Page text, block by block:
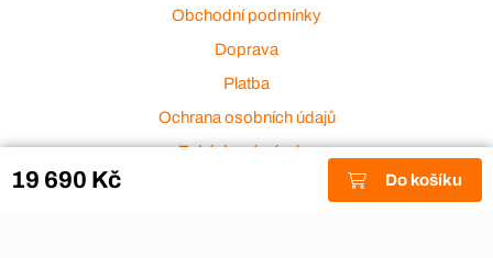
19 690 Kč Do košíku
Obchodní podmínky
Doprava
Platba
Ochrana osobních údajů
Zakázková výroba